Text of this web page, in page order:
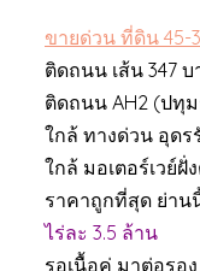
ขายด่วน ที่ดิน 45-
ติดถนน เส้น 347
ติดถนน AH2 (ปทุ
ใกล้ ทางด่วน อุดร
ใกล้ มอเตอร์เวย์ฝั่
ราคาถูกที่สุด ย่าน
ไร่ละ 3.5 ล้าน
รอเนื้อคู่ มาต่อรอง